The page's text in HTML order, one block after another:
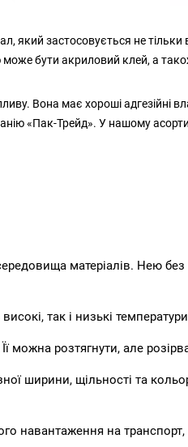
застосовується не тільки
бути акриловий клей, а
Вона має хороші адгезійні
«Пак-Трейд». У нашому
матеріалів. Нею
так і низькі
можна розтягнути, але
ширини, щільності та
навантаження на